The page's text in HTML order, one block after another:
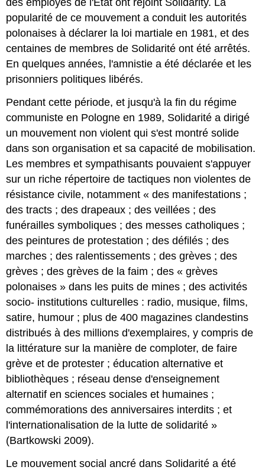
des employés de l'État ont rejoint Solidarity. La
popularité de ce mouvement a conduit les autorités
polonaises à déclarer la loi martiale en 1981, et des
centaines de membres de Solidarité ont été arrêtés.
En quelques années, l'amnistie a été déclarée et les
prisonniers politiques libérés.
Pendant cette période, et jusqu'à la fin du régime
communiste en Pologne en 1989, Solidarité a dirigé
un mouvement non violent qui s'est montré solide
dans son organisation et sa capacité de mobilisation.
Les membres et sympathisants pouvaient s'appuyer
sur un riche répertoire de tactiques non violentes de
résistance civile, notamment « des manifestations ;
des tracts ; des drapeaux ; des veillées ; des
funérailles symboliques ; des messes catholiques ;
des peintures de protestation ; des défilés ; des
marches ; des ralentissements ; des grèves ; des
grèves ; des grèves de la faim ; des « grèves
polonaises » dans les puits de mines ; des activités
socio- institutions culturelles : radio, musique, films,
satire, humour ; plus de 400 magazines clandestins
distribués à des millions d'exemplaires, y compris de
la littérature sur la manière de comploter, de faire
grève et de protester ; éducation alternative et
bibliothèques ; réseau dense d'enseignement
alternatif en sciences sociales et humaines ;
commémorations des anniversaires interdits ; et
l'internationalisation de la lutte de solidarité »
(Bartkowski 2009).
Le mouvement social ancré dans Solidarité a été